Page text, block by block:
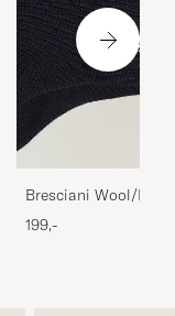
Bresciani Wool/
Short Socks Navy
199,-